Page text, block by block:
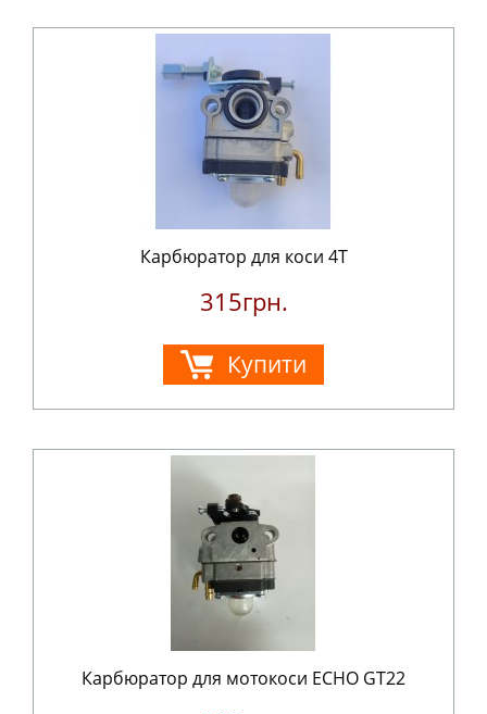
Карбюратор для коси 4T
315грн.
Купити
Карбюратор для мотокоси ECHO GT22